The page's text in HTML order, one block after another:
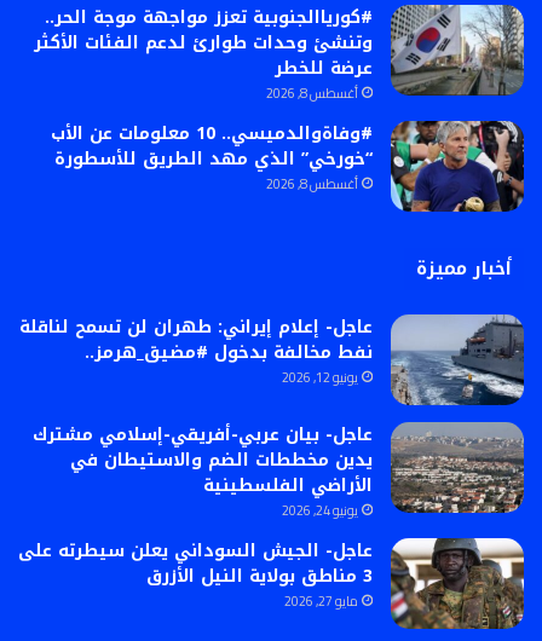
#كورياالجنوبية تعزز مواجهة موجة الحر..
وتنشئ وحدات طوارئ لدعم الفئات الأكثر
عرضة للخطر
أغسطس 8, 2026
#وفاةوالدميسي.. 10 معلومات عن الأب
“خورخي” الذي مهد الطريق للأسطورة
أغسطس 8, 2026
أخبار مميزة
عاجل- إعلام إيراني: طهران لن تسمح لناقلة
نفط مخالفة بدخول #مضيق_هرمز..
يونيو 12, 2026
عاجل- بيان عربي-أفريقي-إسلامي مشترك
يدين مخططات الضم والاستيطان في
الأراضي الفلسطينية
يونيو 24, 2026
عاجل- الجيش السوداني يعلن سيطرته على
3 مناطق بولاية النيل الأزرق
مايو 27, 2026